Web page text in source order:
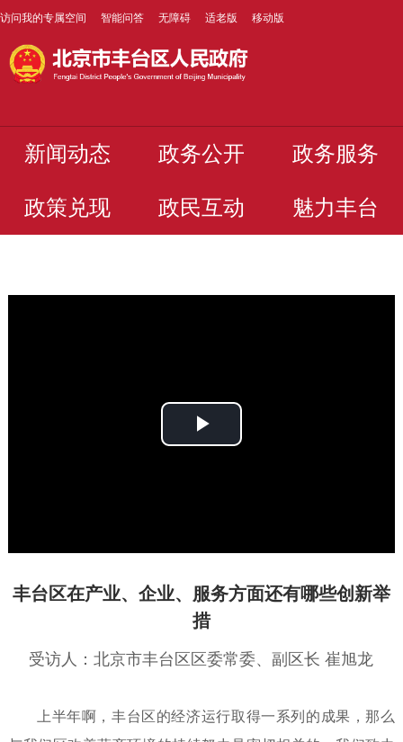
访问我的专属空间 智能问答 无障碍 适老版 移动版
新闻动态 政务公开 政务服务
政策兑现 政民互动 魅力丰台
播
丰台区在产业、企业、服务方面还有哪些创新举
措
受访人：北京市丰台区区委常委、副区长 崔旭龙
上半年啊，丰台区的经济运行取得一系列的成果，那么